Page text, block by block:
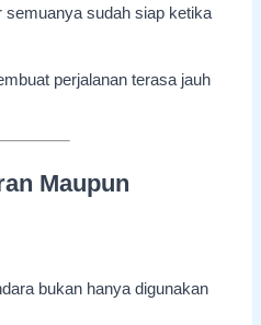
semuanya sudah siap ketika
perjalanan terasa jauh
Maupun
bukan hanya digunakan